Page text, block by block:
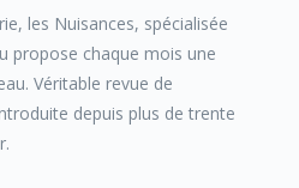
les Nuisances, spécialisée
propose chaque mois une
Véritable revue de
depuis plus de trente